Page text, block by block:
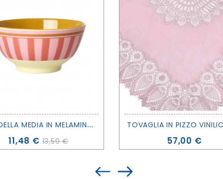
S
CODELLA MEDIA IN MELAMINA ORGANIC STRIPES - RICE DK
Prezzo
11,48 € 13,50 € Prezzo
57,00 €